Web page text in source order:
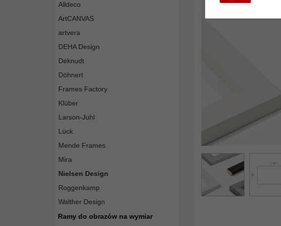
Alldeco
ArtCANVAS
artvera
DEHA Design
Deknudt
Döhnert
Frames Factory
Klüber
Larson-Juhl
Lück
Mende Frames
Mira
Nielsen Design
Roggenkamp
Walther Design
Ramy do obrazów na wymiar